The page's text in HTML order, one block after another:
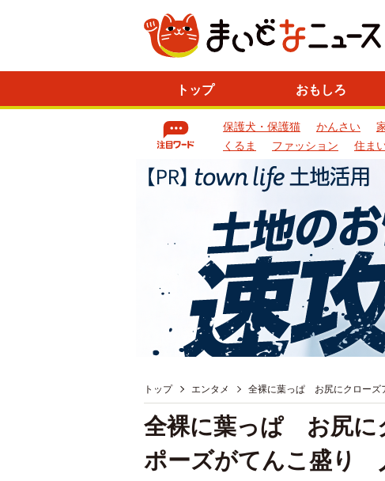
トップ おもしろ
保護犬・保護猫 かんさい
くるま
ファッション 住ま
トップ エンタメ 全裸に葉っぱ お尻にクロー
全裸に葉っぱ お尻
ポーズがてんこ盛り